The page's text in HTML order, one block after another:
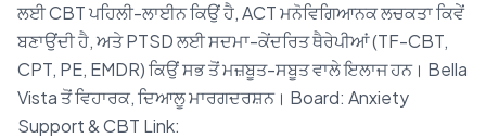
ਲਈ CBT ਪਹਿਲੀ-ਲਾਈਨ ਕਿਉਂ ਹੈ, ACT ਮਨੋਵਿਗਿਆਨਕ ਲਚਕਤਾ ਕਿਵੇਂ
ਬਣਾਉਂਦੀ ਹੈ, ਅਤੇ PTSD ਲਈ ਸਦਮਾ-ਕੇਂਦਰਿਤ ਥੈਰੇਪੀਆਂ (TF-CBT,
CPT, PE, EMDR) ਕਿਉਂ ਸਭ ਤੋਂ ਮਜ਼ਬੂਤ-ਸਬੂਤ ਵਾਲੇ ਇਲਾਜ ਹਨ। Bella
Vista ਤੋਂ ਵਿਹਾਰਕ, ਦਿਆਲੂ ਮਾਰਗਦਰਸ਼ਨ। Board: Anxiety
Support & CBT Link: